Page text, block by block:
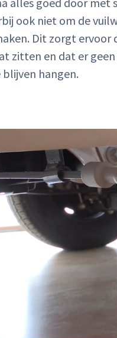
ook niet om de
Dit zorgt
zitten en dat er
blijven hangen.